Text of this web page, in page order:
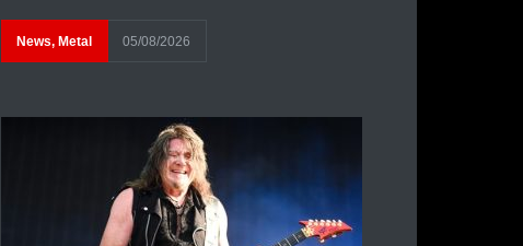
News, Metal 05/08/2026